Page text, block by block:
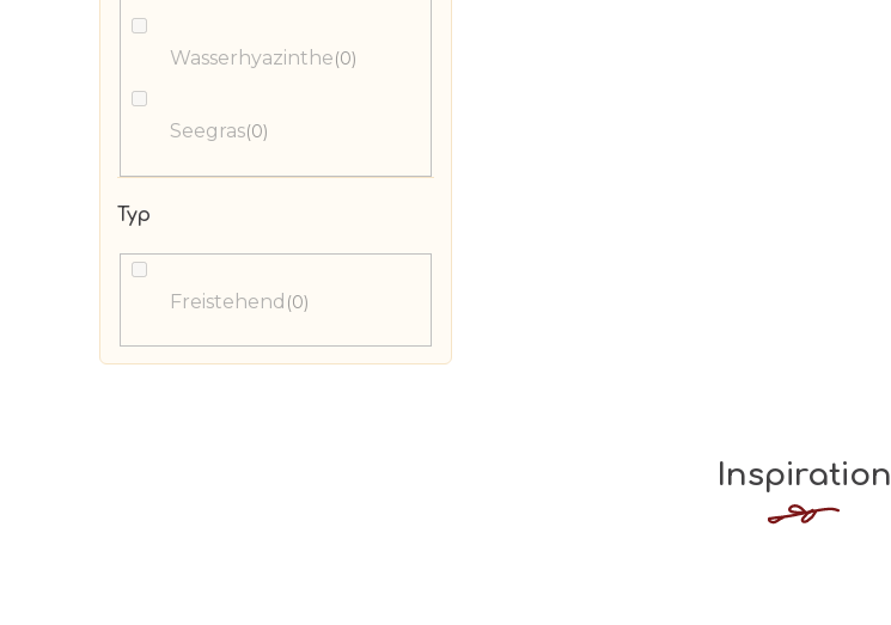
Wasserhyazinthe 0
Seegras 0
Typ
Freistehend 0
Inspiration